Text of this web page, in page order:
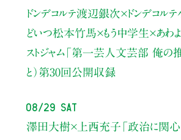
ドンデコルテ渡辺銀次×ドンデコル
どいつ松本竹馬×もう中学生×あわよ
ストジャム「第一芸人文芸部 俺の推し
と） 第30回公開収録
08/29 Sat
澤田大樹×上西充子 「政治に関